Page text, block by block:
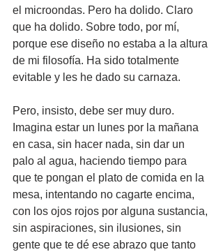
el microondas. Pero ha dolido. Claro
que ha dolido. Sobre todo, por mí,
porque ese diseño no estaba a la altura
de mi filosofía. Ha sido totalmente
evitable y les he dado su carnaza.
Pero, insisto, debe ser muy duro.
Imagina estar un lunes por la mañana
en casa, sin hacer nada, sin dar un
palo al agua, haciendo tiempo para
que te pongan el plato de comida en la
mesa, intentando no cagarte encima,
con los ojos rojos por alguna sustancia,
sin aspiraciones, sin ilusiones, sin
gente que te dé ese abrazo que tanto